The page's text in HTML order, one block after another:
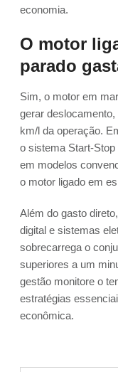
economia.
O motor
parado
Sim, o motor em
gerar
km/l da operação.
o sistema Start-
em modelos
o motor ligado em
Além do gasto
digital e sistemas
sobrecarrega o
superiores a um
gestão monitore o
estratégias
econômica.